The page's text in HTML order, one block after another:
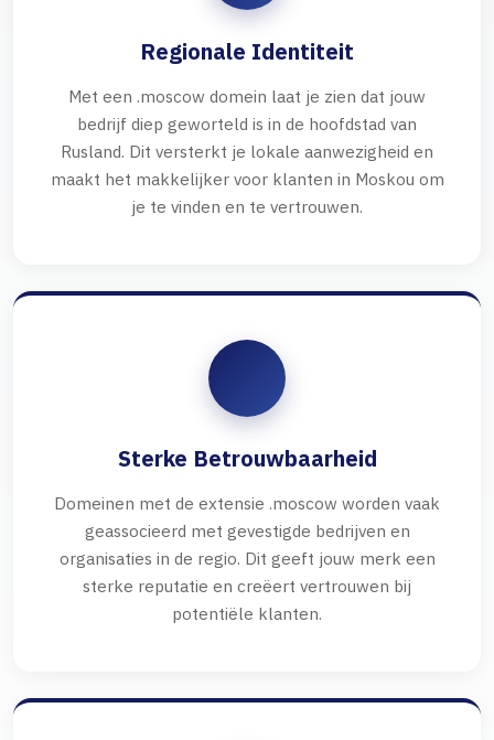
Regionale Identiteit
Met een .moscow domein laat je zien dat jouw
bedrijf diep geworteld is in de hoofdstad van
Rusland. Dit versterkt je lokale aanwezigheid en
maakt het makkelijker voor klanten in Moskou om
je te vinden en te vertrouwen.
Sterke Betrouwbaarheid
Domeinen met de extensie .moscow worden vaak
geassocieerd met gevestigde bedrijven en
organisaties in de regio. Dit geeft jouw merk een
sterke reputatie en creëert vertrouwen bij
potentiële klanten.